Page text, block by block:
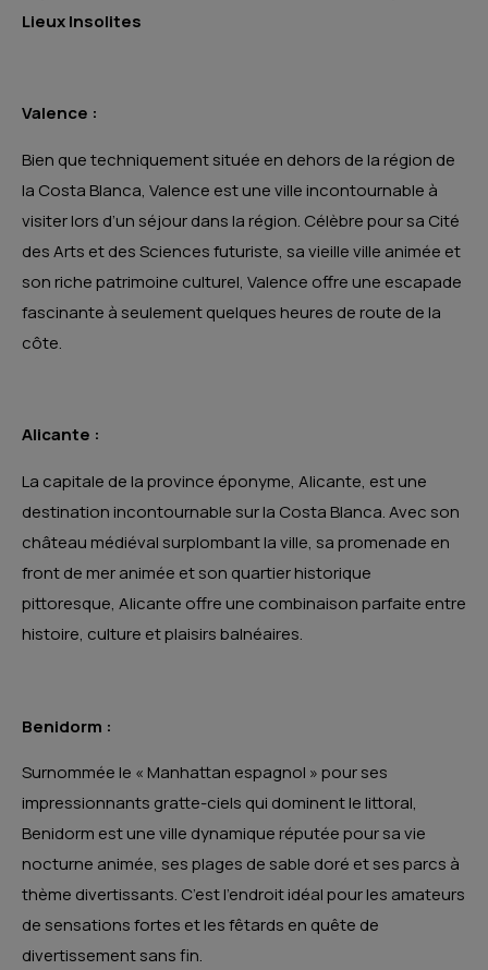
Lieux Insolites
Valence :
Bien que techniquement située en dehors de la région de
la Costa Blanca, Valence est une ville incontournable à
visiter lors d’un séjour dans la région. Célèbre pour sa Cité
des Arts et des Sciences futuriste, sa vieille ville animée et
son riche patrimoine culturel, Valence offre une escapade
fascinante à seulement quelques heures de route de la
côte.
Alicante :
La capitale de la province éponyme, Alicante, est une
destination incontournable sur la Costa Blanca. Avec son
château médiéval surplombant la ville, sa promenade en
front de mer animée et son quartier historique
pittoresque, Alicante offre une combinaison parfaite entre
histoire, culture et plaisirs balnéaires.
Benidorm :
Surnommée le « Manhattan espagnol » pour ses
impressionnants gratte-ciels qui dominent le littoral,
Benidorm est une ville dynamique réputée pour sa vie
nocturne animée, ses plages de sable doré et ses parcs à
thème divertissants. C’est l’endroit idéal pour les amateurs
de sensations fortes et les fêtards en quête de
divertissement sans fin.